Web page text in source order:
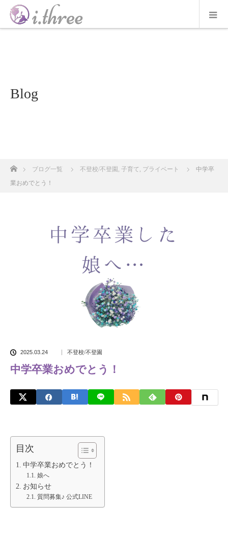
Blog
ホームブログ一覧 不登校/不登園 , 子育て , プライベート
中学卒
業おめでとう！
2025.03.24 不登校/不登園
中学卒業おめでとう！
目次
中学卒業おめでとう！
娘へ
お知らせ
質問募集♪ 公式LINE